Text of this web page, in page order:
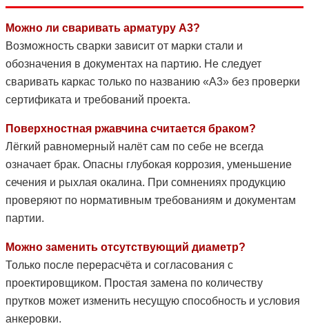
Можно ли сваривать арматуру А3?
Возможность сварки зависит от марки стали и
обозначения в документах на партию. Не следует
сваривать каркас только по названию «А3» без проверки
сертификата и требований проекта.
Поверхностная ржавчина считается браком?
Лёгкий равномерный налёт сам по себе не всегда
означает брак. Опасны глубокая коррозия, уменьшение
сечения и рыхлая окалина. При сомнениях продукцию
проверяют по нормативным требованиям и документам
партии.
Можно заменить отсутствующий диаметр?
Только после перерасчёта и согласования с
проектировщиком. Простая замена по количеству
прутков может изменить несущую способность и условия
анкеровки.